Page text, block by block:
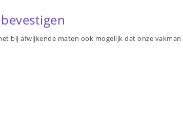
bij afwijkende maten ook mogelijk dat onze